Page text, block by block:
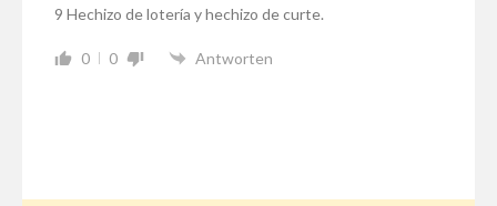
9 Hechizo de lotería y hechizo de curte.
0 0 Antworten